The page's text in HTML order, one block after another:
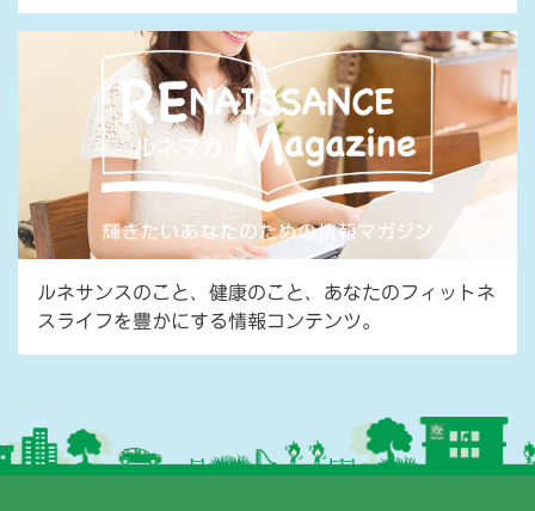
ルネサンスのこと、健康のこと、あなたのフィットネ
スライフを豊かにする情報コンテンツ。